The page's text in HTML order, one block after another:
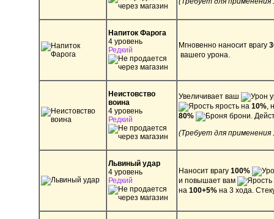
Напиток Фарога
4 уровень
Редкий
Мгновенно наносит врагу
вашего урона.
Неистовство
воина
4 уровень
Редкий
Увеличивает ваш
ярость на 10% ,
80%
брони.
(Требует для применения
Львиный удар
4 уровень
Редкий
Наносит врагу 100%
и повышает вам
на 100+5% на 3 хода.